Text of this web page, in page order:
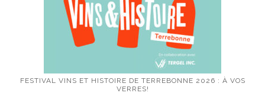
FESTIVAL VINS ET HISTOIRE DE TERREBONNE 2026 : À VOS
VERRES!